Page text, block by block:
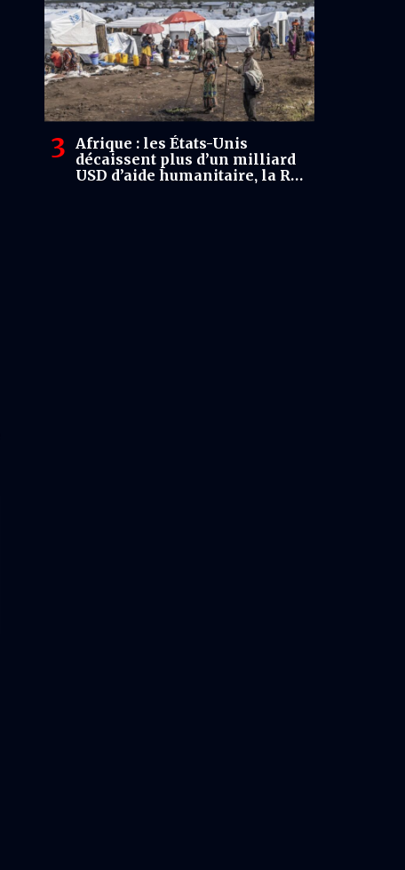
Afrique : les États-Unis
décaissent plus d’un milliard
USD d’aide humanitaire, la RDC